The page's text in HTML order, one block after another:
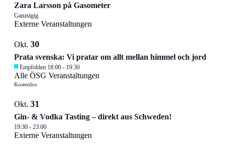
Zara Larsson på Gasometer
Ganztägig
Externe Veranstaltungen
Okt. 30
Prata svenska: Vi pratar om allt mellan himmel och jord
Empfohlen 18:00 - 19:30
Alle ÖSG Veranstaltungen
Kostenlos
Okt. 31
Gin- & Vodka Tasting – direkt aus Schweden!
19:30 - 23:00
Externe Veranstaltungen